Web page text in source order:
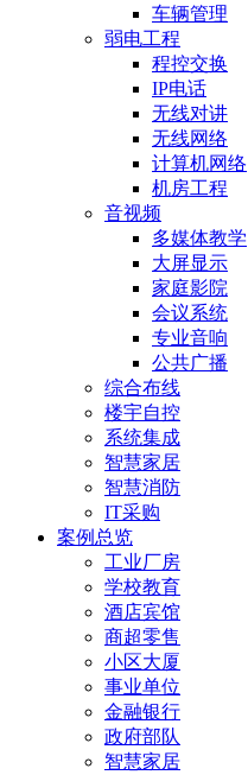
车辆管理
弱电工程
程控交换
IP电话
无线对讲
无线网络
计算机网络
机房工程
音视频
多媒体教学
大屏显示
家庭影院
会议系统
专业音响
公共广播
综合布线
楼宇自控
系统集成
智慧家居
智慧消防
IT采购
案例总览
工业厂房
学校教育
酒店宾馆
商超零售
小区大厦
事业单位
金融银行
政府部队
智慧家居